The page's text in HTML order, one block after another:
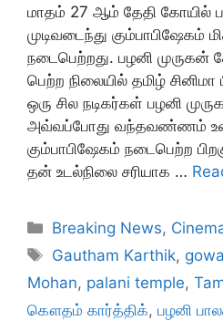
மாதம் 27 ஆம் தேதி கோயில்
முடிவடைந்து கும்பாபிஷேகம்
நடைபெற்றது. பழனி முருகன்
பெற்ற நிலையில் தமிழ்
ஒரு சில நடிகர்கள் பழனி
அவ்வப்போது வந்தவண்ணம்
கும்பாபிஷேகம் நடைபெற்ற
தன் உடல்நிலை சரியாக …
Categories
Breaking News,
Tags
Gautham Karthik,
Mohan, palani temple,
கௌதம் கார்த்திக், பழனி